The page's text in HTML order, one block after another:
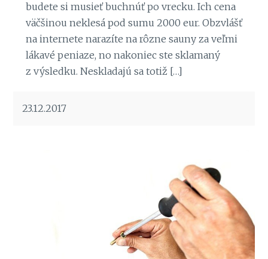
budete si musieť buchnúť po vrecku. Ich cena
väčšinou neklesá pod sumu 2000 eur. Obzvlášť
na internete narazíte na rôzne sauny za veľmi
lákavé peniaze, no nakoniec ste sklamaný
z výsledku. Neskladajú sa totiž […]
23.12.2017